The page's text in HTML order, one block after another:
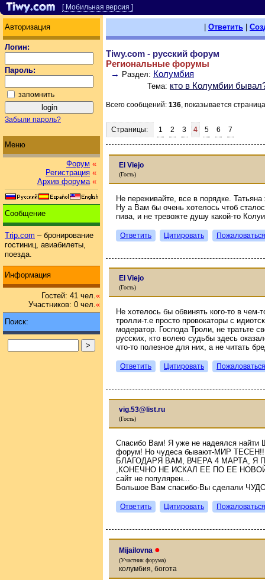
[ Мобильная версия ]
Авторизация
Логин:
Пароль:
запомнить
Забыли пароль?
Меню
Форум «
Регистрация «
Архив форума «
Сообщение
Trip.com – бронирование
гостиниц, авиабилеты,
поезда.
Информация
Гостей: 41 чел.«
Участников: 0 чел.«
Поиск:
Ответить
Tiwy.com - русский форум
Региональные форумы
→ Раздел: Колумбия
Тема: кто в Колумбии
Всего сообщений: 136, показывается
Страницы: 1 2 3 4 5 6 7
El Viejo
(Гость)
Не переживайте, все в порядке.
Ну а Вам бы очень хотелось чтоб
пива, и не тревожте душу какой-то
Ответить Цитировать Пожаловаться
El Viejo
(Гость)
Не хотелось бы обвинять кого-то в
тролли-т.е просто провокаторы с
модератор. Господа Троли, не тратьте
русских, кто волею судьбы здесь
что-то полезное для них, а не читать
Ответить Цитировать Пожаловаться
vig.53@list.ru
(Гость)
Спасибо Вам! Я уже не надеялся найти
форум! Но чудеса бывают-МИР
БЛАГОДАРЯ ВАМ, ВЧЕРА 4 МАРТА, Я
,КОНЕЧНО НЕ ИСКАЛ ЕЕ ПО ЕЕ
сайт не популярен...
Большое Вам спасибо-Вы сделали
Ответить Цитировать Пожаловаться
Mijailovna ●
(Участник форума)
колумбия, богота